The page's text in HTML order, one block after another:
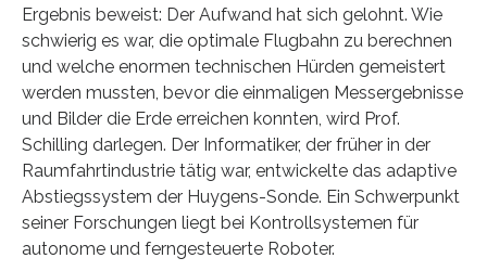
Ergebnis beweist: Der Aufwand hat sich gelohnt. Wie
schwierig es war, die optimale Flugbahn zu berechnen
und welche enormen technischen Hürden gemeistert
werden mussten, bevor die einmaligen Messergebnisse
und Bilder die Erde erreichen konnten, wird Prof.
Schilling darlegen. Der Informatiker, der früher in der
Raumfahrtindustrie tätig war, entwickelte das adaptive
Abstiegssystem der Huygens-Sonde. Ein Schwerpunkt
seiner Forschungen liegt bei Kontrollsystemen für
autonome und ferngesteuerte Roboter.